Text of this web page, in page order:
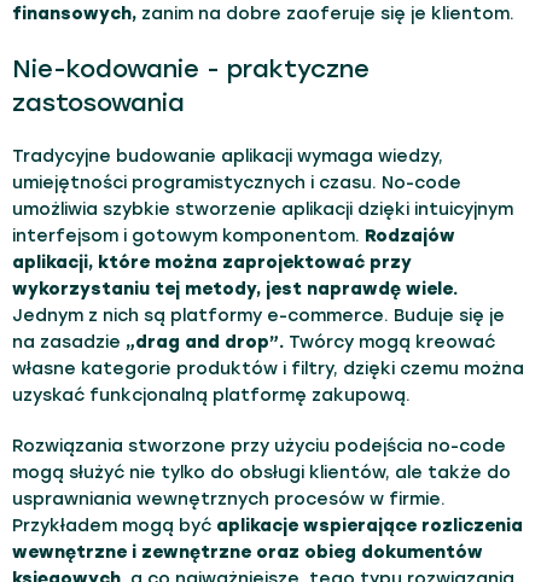
finansowych, zanim na dobre zaoferuje się je klientom.
Nie-kodowanie - praktyczne
zastosowania
Tradycyjne budowanie aplikacji wymaga wiedzy,
umiejętności programistycznych i czasu. No-code
umożliwia szybkie stworzenie aplikacji dzięki intuicyjnym
interfejsom i gotowym komponentom. Rodzajów
aplikacji, które można zaprojektować przy
wykorzystaniu tej metody, jest naprawdę wiele.
Jednym z nich są platformy e-commerce. Buduje się je
na zasadzie „drag and drop”. Twórcy mogą kreować
własne kategorie produktów i filtry, dzięki czemu można
uzyskać funkcjonalną platformę zakupową.
Rozwiązania stworzone przy użyciu podejścia no-code
mogą służyć nie tylko do obsługi klientów, ale także do
usprawniania wewnętrznych procesów w firmie.
Przykładem mogą być aplikacje wspierające rozliczenia
wewnętrzne i zewnętrzne oraz obieg dokumentów